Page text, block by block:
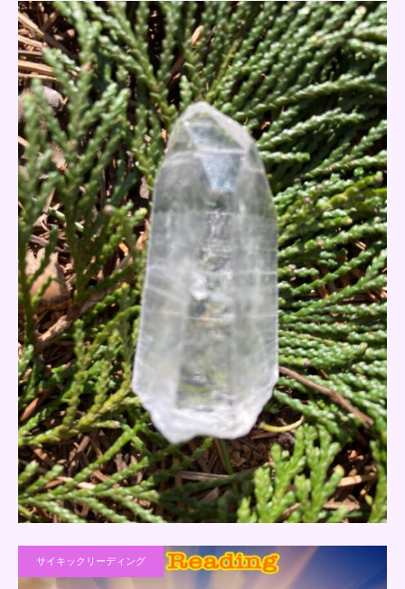
サイキックリーディング